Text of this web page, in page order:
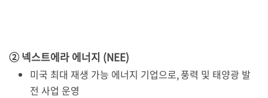
② 넥스트에라 에너지 (NEE)
미국 최대 재생 가능 에너지 기업으로, 풍력 및 태양광 발
전 사업 운영